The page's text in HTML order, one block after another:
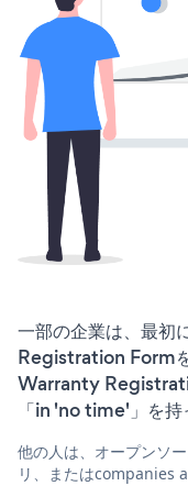
一部の企業は、最
Registration Form
Warranty
「in 'no time'」を持
他の人は、オープンソ
リ、またはcompanies